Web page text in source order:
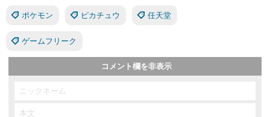
ポケモン ピカチュウ 任天堂
ゲームフリーク
コメント欄を非表示